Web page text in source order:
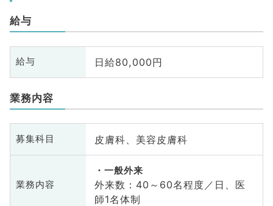
給与
給与 日給80,000円
業務内容
募集科目 皮膚科、美容皮膚科
業務内容
一般外来
外来数：40～60名程度／日、医
師1名体制